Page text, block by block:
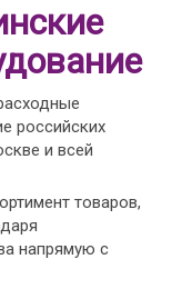
российских
и всей
товаров,
напрямую с